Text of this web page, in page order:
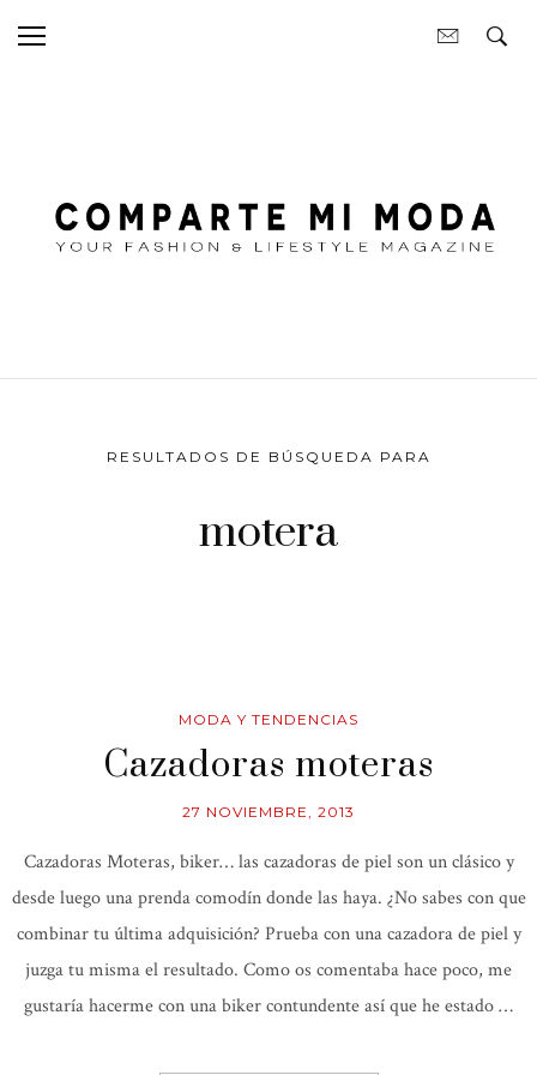
RESULTADOS DE BÚSQUEDA PARA
motera
MODA Y TENDENCIAS
Cazadoras moteras
27 NOVIEMBRE, 2013
Cazadoras Moteras, biker… las cazadoras de piel son un clásico y
desde luego una prenda comodín donde las haya. ¿No sabes con que
combinar tu última adquisición? Prueba con una cazadora de piel y
juzga tu misma el resultado. Como os comentaba hace poco, me
gustaría hacerme con una biker contundente así que he estado …